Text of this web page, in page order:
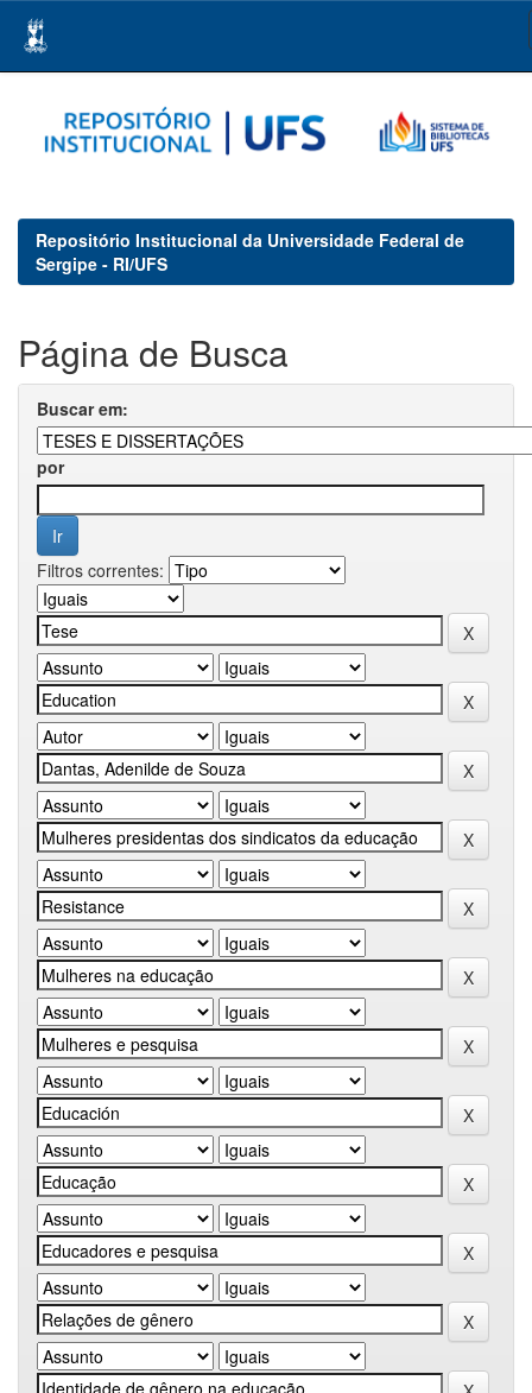
navigation
Repositório Institucional da Universidade Federal de
Sergipe - RI/UFS
Página de Busca
Buscar em:
por
Filtros correntes: